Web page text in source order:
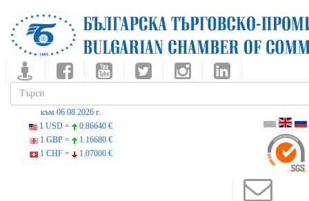
към 06.08.2026 г.
1 USD =
0.86640 €
1 GBP =
1.16680 €
1 CHF =
1.07000 €